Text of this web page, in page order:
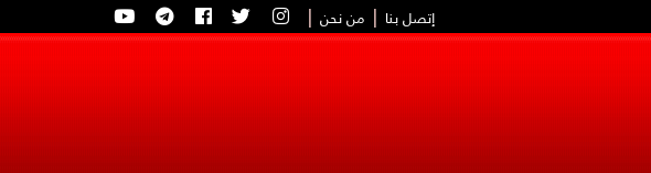
إتصل بنا | من نحن |